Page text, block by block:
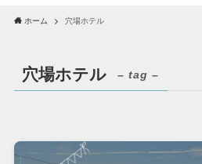
ホーム 穴場ホテル
穴場ホテル – tag –